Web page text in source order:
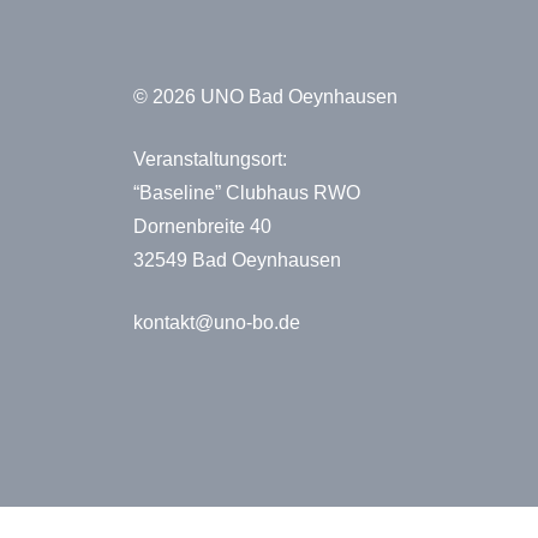
© 2026 UNO Bad Oeynhausen
Veranstaltungsort:
“Baseline” Clubhaus RWO
Dornenbreite 40
32549 Bad Oeynhausen
kontakt@uno-bo.de